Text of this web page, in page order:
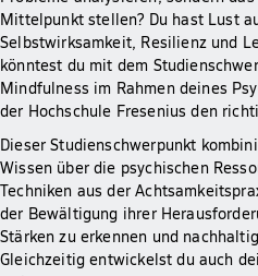
Mittelpunkt stellen? Du hast Lust
Selbstwirksamkeit, Resilienz und
könntest du mit dem
Mindfulness im Rahmen deines
der Hochschule Fresenius den
Dieser Studienschwerpunkt
Wissen über die psychischen
Techniken aus der
der Bewältigung ihrer
Stärken zu erkennen und
Gleichzeitig entwickelst du auch